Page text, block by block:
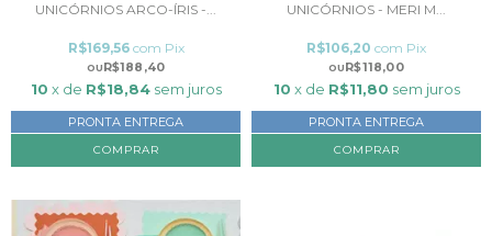
UNICÓRNIOS ARCO-ÍRIS -...
R$188,40
R$169,56 com Pix
10 x de R$18,84 sem juros
PRONTA ENTREGA
UNICÓRNIOS - MERI M...
R$118,00
R$106,20 com Pix
10 x de R$11,80 sem juros
PRONTA ENTREGA